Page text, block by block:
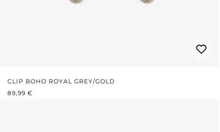
CLIP BOHO ROYAL GREY/GOLD
REGULÄRER PREIS:
89,99 €